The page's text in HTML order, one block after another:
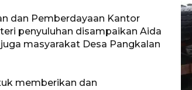
dan Pemberdayaan Kantor
penyuluhan disampaikan Aida
masyarakat Desa Pangkalan
memberikan dan